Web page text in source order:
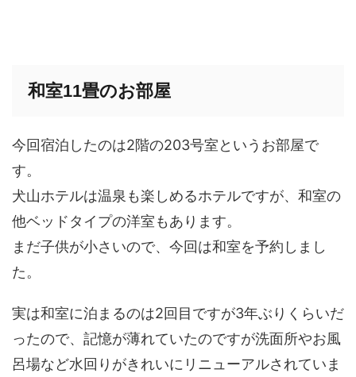
和室11畳のお部屋
今回宿泊したのは2階の203号室というお部屋で
す。
犬山ホテルは温泉も楽しめるホテルですが、和室の
他ベッドタイプの洋室もあります。
まだ子供が小さいので、今回は和室を予約しまし
た。
実は和室に泊まるのは2回目ですが3年ぶりくらいだ
ったので、記憶が薄れていたのですが洗面所やお風
呂場など水回りがきれいにリニューアルされていま